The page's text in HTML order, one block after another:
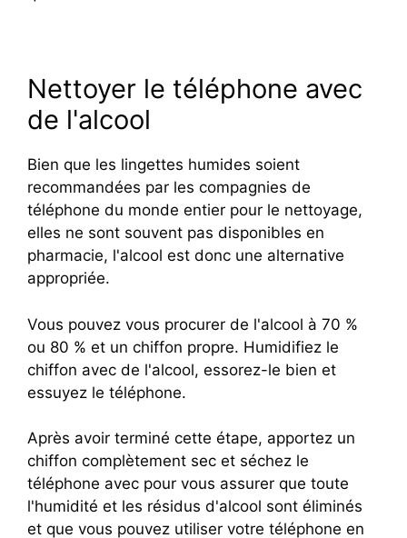
Nettoyer le téléphone avec
de l'alcool
Bien que les lingettes humides soient
recommandées par les compagnies de
téléphone du monde entier pour le nettoyage,
elles ne sont souvent pas disponibles en
pharmacie, l'alcool est donc une alternative
appropriée.
Vous pouvez vous procurer de l'alcool à 70 %
ou 80 % et un chiffon propre. Humidifiez le
chiffon avec de l'alcool, essorez-le bien et
essuyez le téléphone.
Après avoir terminé cette étape, apportez un
chiffon complètement sec et séchez le
téléphone avec pour vous assurer que toute
l'humidité et les résidus d'alcool sont éliminés
et que vous pouvez utiliser votre téléphone en